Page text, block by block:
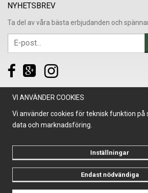
NYHETSBREV
Ta del av våra bästa erbjudanden och
Drift & produktion:
VI ANVÄNDER COOKIES
Vi använder cookies för teknisk funktion på
data och marknadsföring.
Inställningar
Endast nödvändiga